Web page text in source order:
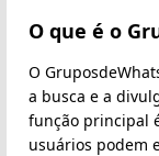
O que é o
O
a busca e a
função principal
usuários podem